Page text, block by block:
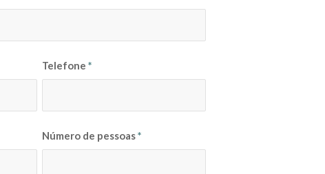
Telefone*
Número de pessoas*